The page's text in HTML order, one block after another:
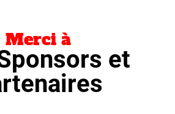
Merci à
et